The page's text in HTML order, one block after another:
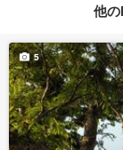
他
5